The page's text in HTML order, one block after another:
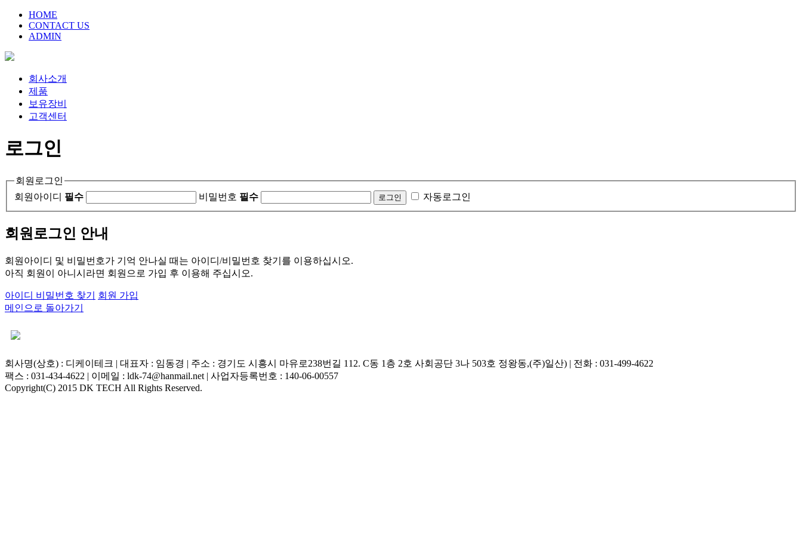
HOME
CONTACT US
ADMIN
회사소개
제품
보유장비
고객센터
로그인
회원로그인
회원아이디 필수 비밀번호 필수 자동로그인
회원로그인 안내
회원아이디 및 비밀번호가 기억 안나실 때는 아이디/비밀번호 찾기를 이용하십시오.
아직 회원이 아니시라면 회원으로 가입 후 이용해 주십시오.
아이디 비밀번호 찾기
회원 가입
메인으로 돌아가기
회사명(상호) : 디케이테크 | 대표자 : 임동경 | 주소 : 경기도 시흥시 마유로238번길 112. C동 1층 2호 사회공단 3나 503호 정왕동,(주)일산) | 전화 : 031-499-4622
팩스 : 031-434-4622 | 이메일 : ldk-74@hanmail.net | 사업자등록번호 : 140-06-00557
Copyright(C) 2015 DK TECH All Rights Reserved.